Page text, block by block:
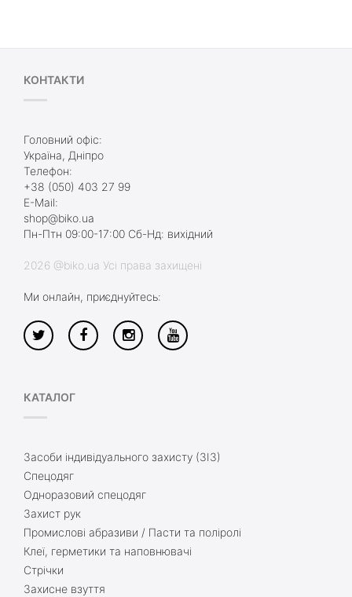
КОНТАКТИ
Головний офіс:
Україна, Дніпро
Телефон:
+38 (050) 403 27 99
E-Mail:
shop@biko.ua
Пн-Птн 09:00-17:00 Сб-Нд: вихідний
2026 @biko.ua Усі права захищені
Ми онлайн, приєднуйтесь:
КАТАЛОГ
Засоби індивідуального захисту (ЗІЗ)
Спецодяг
Одноразовий спецодяг
Захист рук
Промислові абразиви / Пасти та поліролі
Клеї, герметики та наповнювачі
Стрічки
Захисне взуття